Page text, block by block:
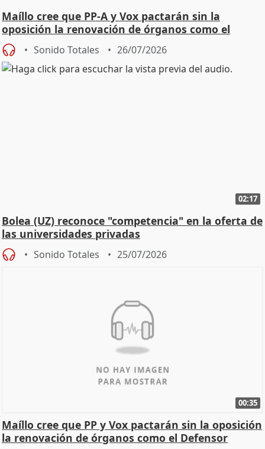
Maíllo cree que PP-A y Vox pactarán sin la
oposición la renovación de órganos como el
Defensor
Sonido Totales 26/07/2026
02:17
Bolea (UZ) reconoce "competencia" en la oferta de
las universidades privadas
Sonido Totales 25/07/2026
00:35
Maíllo cree que PP y Vox pactarán sin la oposición
la renovación de órganos como el Defensor